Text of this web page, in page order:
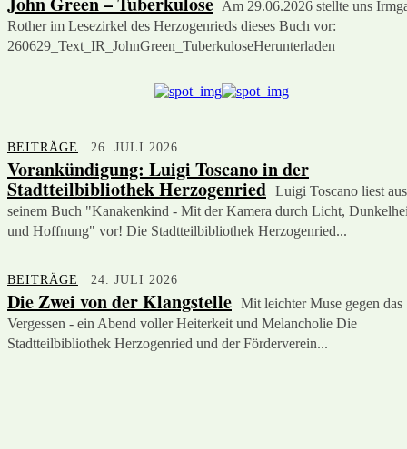
Am 29.06.2026 stellte uns
Rother im Lesezirkel des Herzogenrieds dieses Buch vor:
260629_Text_IR_JohnGreen_TuberkuloseHerunterladen
BEITRÄGE 26. JULI 2026
Vorankündigung: Luigi Toscano in der
Stadtteilbibliothek Herzogenried Luigi Toscano liest aus
seinem Buch "Kanakenkind - Mit der Kamera durch Licht,
und Hoffnung" vor! Die Stadtteilbibliothek Herzogenried...
BEITRÄGE 24. JULI 2026
Die Zwei von der Klangstelle Mit leichter Muse gegen das
Vergessen - ein Abend voller Heiterkeit und Melancholie Die
Stadtteilbibliothek Herzogenried und der Förderverein...